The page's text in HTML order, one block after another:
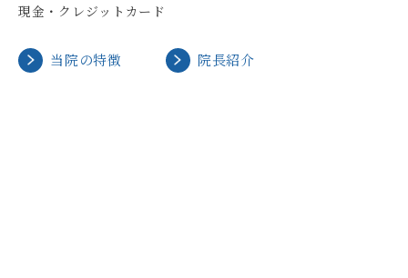
現金・クレジットカード
当院の特徴 院長紹介